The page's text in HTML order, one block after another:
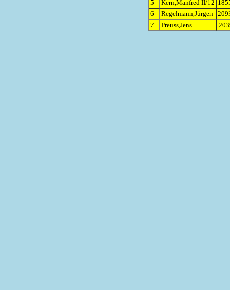
5
Kern,Manfred II/12
6
Regelmann,Jürgen
7
Preuss,Jens